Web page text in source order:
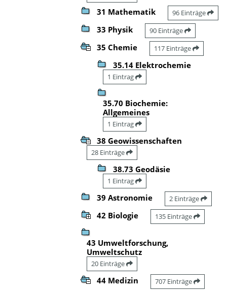
31 Mathematik 96 Einträge
33 Physik 90 Einträge
35 Chemie 117 Einträge
35.14 Elektrochemie
1 Eintrag
35.70 Biochemie:
Allgemeines
1 Eintrag
38 Geowissenschaften
28 Einträge
38.73 Geodäsie
1 Eintrag
39 Astronomie 2 Einträge
42 Biologie 135 Einträge
43 Umweltforschung,
Umweltschutz
20 Einträge
44 Medizin 707 Einträge